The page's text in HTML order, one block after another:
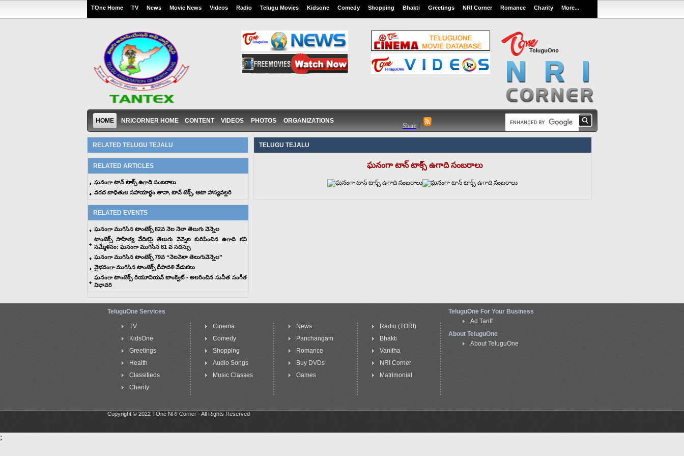
TOne Home TV News Movie News Videos Radio Telugu Movies Kidsone Comedy Shopping Bhakti Greetings NRI Corner Romance Charity More...
HOME NRICORNER HOME CONTENT VIDEOS PHOTOS ORGANIZATIONS
Share |
RELATED TELUGU TEJALU
RELATED ARTICLES
ఘనంగా టాన్ టాక్స్ ఉగాది సంబరాలు
వరద బాధితుల సహాయార్ధం తానా, టాన్ టెక్స్, ఆటా హాస్యవల్లరి
RELATED EVENTS
ఘనంగా ముగిసిన టాంటెక్స్ 82వ నెల నెలా తెలుగు వెన్నెల
టాంటెక్స్ సాహిత్య వేదికపై తెలుగు వెన్నెల కురిపించిన ఉగాది కవి
సమ్మేళనం: ఘనంగా ముగిసిన 81 వ సదస్సు
ఘనంగా ముగిసిన టాంటెక్స్ 79వ “నెలనెలా తెలుగువెన్నెల”
వైభవంగా ముగిసిన టాంటెక్స్ దీపావళి వేడుకలు
ఘనంగా టాంటెక్స్ రియూనియన్ బాంక్వెట్ - అలరించిన సునీత సంగీత
విభావరి
TELUGU TEJALU
ఘనంగా టాన్ టాక్స్ ఉగాది సంబరాలు
TeluguOne Services
TV
KidsOne
Greetings
Health
Classifieds
Charity
Cinema
Comedy
Shopping
Audio Songs
Music Classes
News
Panchangam
Romance
Buy DVDs
Games
Radio (TORI)
Bhakti
Vanitha
NRI Corner
Matrimonial
TeluguOne For Your Business
Ad Tariff
About TeluguOne
About TeluguOne
Copyright © 2022 TOne NRI Corner - All Rights Reserved
;